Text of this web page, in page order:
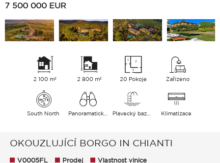
7 500 000 EUR
2 100 m² 2 800 m² 20 Pokoje Zařízeno
South North Klimatizace
OKOUZLUJÍCÍ BORGO IN CHIANTI
V0005FL Prodej Vlastnost vinice